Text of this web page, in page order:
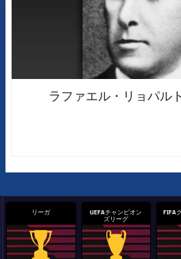
ラファエル・リョパル
リーガ
UEFAチャンピオン
ズリーグ
FIFA